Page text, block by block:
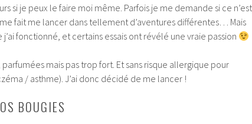
si je peux le faire moi même. Parfois je me demande si ce n’est
fait me lancer dans tellement d’aventures différentes… Mais
fonctionné, et certains essais ont révélé une vraie passion
mais pas trop fort. Et sans risque allergique pour
/ asthme). J’ai donc décidé de me lancer !
BOUGIES